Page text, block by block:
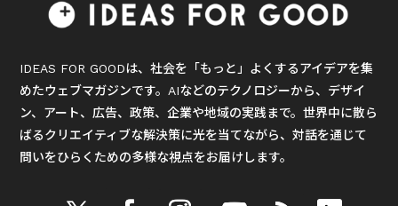
IDEAS FOR GOODは、社会を「もっと」よくするアイデアを集
めたウェブマガジンです。AIなどのテクノロジーから、デザイ
ン、アート、広告、政策、企業や地域の実践まで。世界中に散ら
ばるクリエイティブな解決策に光を当てながら、対話を通じて
問いをひらくための多様な視点をお届けします。